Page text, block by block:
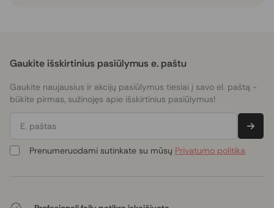
Gaukite išskirtinius pasiūlymus e. paštu
Gaukite naujausius ir akcijų pasiūlymus tiesiai į savo el. paštą -
būkite pirmas, sužinojęs apie išskirtinius pasiūlymus!
E. paštas
Prenumeruodami sutinkate su mūsų Privatumo politika